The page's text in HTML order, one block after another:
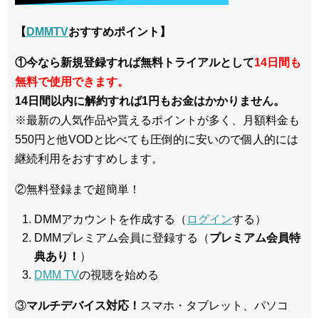
【 DMMTVおすすめポイント】
①今なら新規登録すれば無料トライアルとして14日間も
無料で使用できます。
14日間以内に解約すれば1円もお金はかかりません。
※最新の人気作品や貰えるポイントが多く、月額料金も
550円と他VODと比べても圧倒的に安いので個人的には
継続利用をおすすめします。
②無料登録まで超簡単！
DMMアカウントを作成する（ ログインする）
DMMプレミアム会員に登録する（プレミアム会員特
典あり！ ）
DMM TVの視聴を始める
③マルチデバイス対応！ スマホ・タブレット、パソコ